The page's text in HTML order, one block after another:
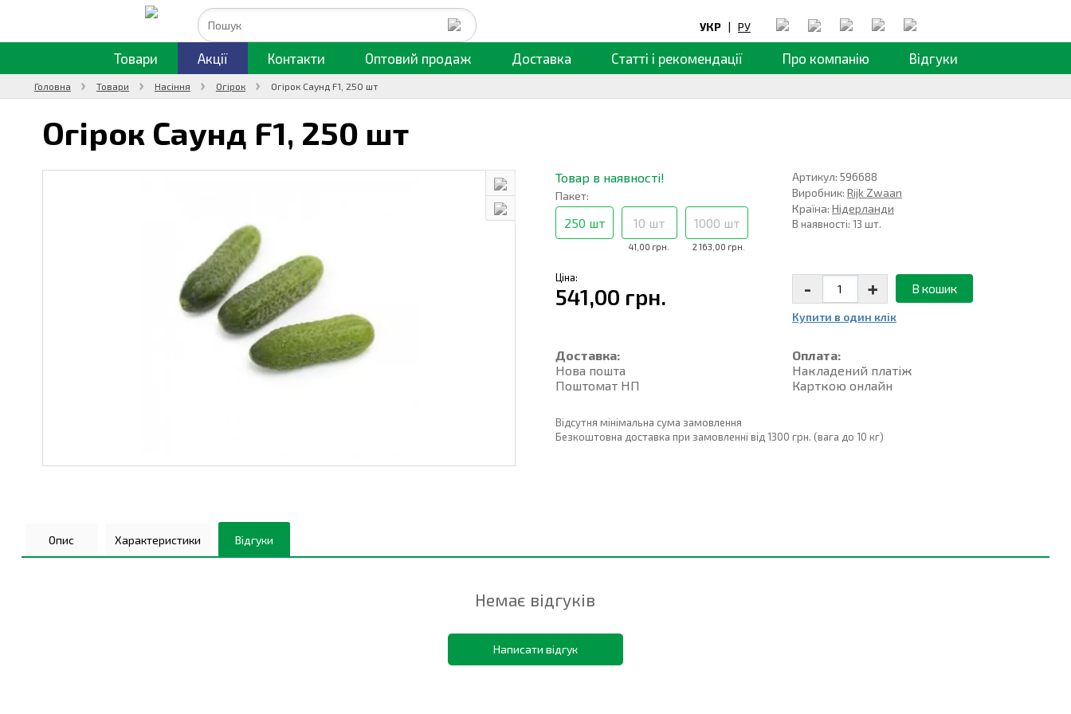
УКР | РУ
Товари Акції Контакти Оптовий продаж Доставка Статті і рекомендації Про компанію Відгуки
Головна Товари Насіння Огірок Огірок Саунд F1, 250 шт
Огірок Саунд F1, 250 шт
Товар в наявності!
Пакет:
250 шт
41,00 грн.
10 шт
2 163,00 грн.
1000 шт
Артикул: 596688
Виробник:Rijk Zwaan
Країна:Нідерланди
В наявності: 13 шт.
Ціна:
541,00 грн. - + В кошик
Купити в один клiк
Доставка:
Нова пошта
Поштомат НП
Оплата:
Накладений платiж
Карткою онлайн
Відсутня мінімальна сума замовлення
Безкоштовна доставка при замовленні від 1300 грн. (вага до 10 кг)
Опис Характеристики Відгуки
Немає відгуків
Написати відгук